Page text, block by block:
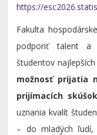
https://
Fakulta
podporiť talent a
študentov
možnosť prijatia
prijímacích skúšok
uznania kvalít
– do mladých ľudí,